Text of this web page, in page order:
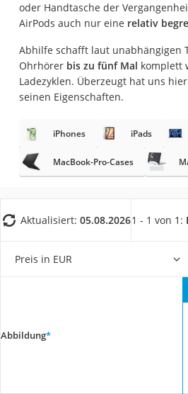
oder Handtasche der
AirPods auch nur eine relativ
Abhilfe schafft laut unabhängigen
Ohrhörer bis zu fünf Mal komplett
Ladezyklen. Überzeugt hat uns
seinen Eigenschaften.
iPhones iPads
MacBook-Pro-Cases
Aktualisiert: 05.08.20261 - 1 von 1:
Preis in EUR
Abbildung*